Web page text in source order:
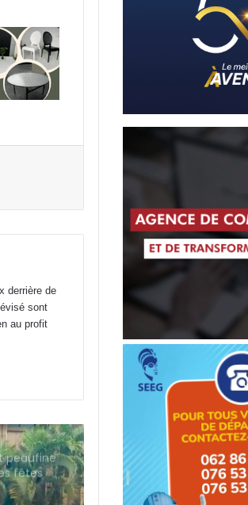
derrière de
sont
au profit
la
Avaro
avec
maternel,
de
d’un
pour
fêtes